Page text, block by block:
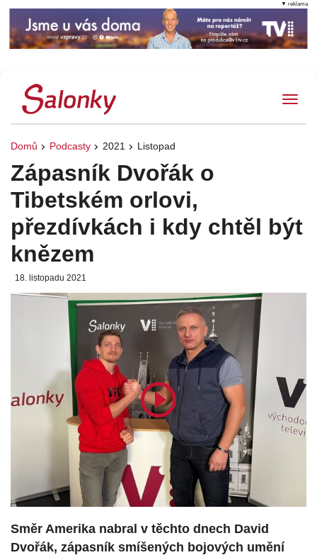
Domů Podcasty 2021 Listopad
Zápasník Dvořák o
Tibetském orlovi,
přezdívkách i kdy chtěl být
knězem
18. listopadu 2021
Směr Amerika nabral v těchto dnech David
Dvořák, zápasník smíšených bojových umění
▼ reklama